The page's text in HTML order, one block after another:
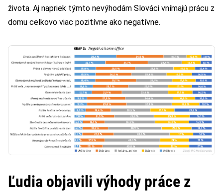
života. Aj napriek týmto nevýhodám Slováci vnímajú prácu z
domu celkovo viac pozitívne ako negatívne.
Ľudia objavili výhody práce z